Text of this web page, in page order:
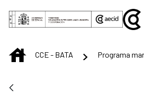
Skip to Main Content
INICIOCCE - BATA Programa